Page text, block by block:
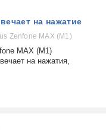
на нажатие
Zenfone MAX (M1)
MAX (M1)
на нажатия,